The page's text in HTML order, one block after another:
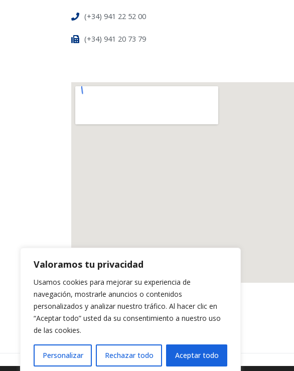
Valoramos tu privacidad
Usamos cookies para mejorar su experiencia de
navegación, mostrarle anuncios o contenidos
personalizados y analizar nuestro tráfico. Al hacer clic en
“Aceptar todo” usted da su consentimiento a nuestro uso
de las cookies.
Personalizar Rechazar todo Aceptar todo
(+34) 941 22 52 00
(+34) 941 20 73 79